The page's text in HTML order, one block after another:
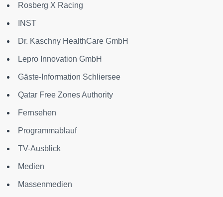
Rosberg X Racing
INST
Dr. Kaschny HealthCare GmbH
Lepro Innovation GmbH
Gäste-Information Schliersee
Qatar Free Zones Authority
Fernsehen
Programmablauf
TV-Ausblick
Medien
Massenmedien